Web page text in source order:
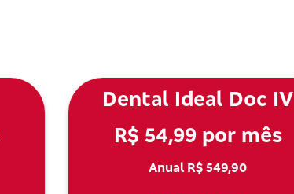
Dental Ideal Doc IV
R$ 54,99 por mês
Anual R$ 549,90